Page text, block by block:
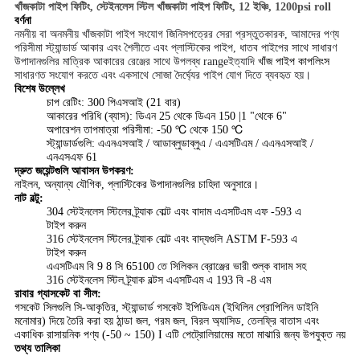
খাঁজকাটা পাইপ ফিটিং, স্টেইনলেস স্টিল খাঁজকাটা পাইপ ফিটিং, 12 ইঞ্চি, 1200psi roll
বর্ণনা
নমনীয় বা অনমনীয় খাঁজকাটা পাইপ সংযোগ জিনিসপত্রের সেরা প্রস্তুতকারক, আমাদের পণ্য
পরিসীমা স্ট্যান্ডার্ড আকার এবং শৈলীতে এবং প্লাস্টিকের পাইপ, ধাতব পাইপের সাথে সাধারণ
উপাদানগুলির মাত্রিক আকারের রেঞ্জের সাথে উপলব্ধ rangeইত্যাদি খাঁজ পাইপ কাপলিংস
সাধারণত সংযোগ করতে এবং একসাথে সোজা দৈর্ঘ্যের পাইপ যোগ দিতে ব্যবহৃত হয়।
বিশেষ উল্লেখ
চাপ রেটিং: 300 পিএসআই (21 বার)
আকারের পরিধি (ব্যাস): ডিএন 25 থেকে ডিএন 150 |1 "থেকে 6"
অপারেশন তাপমাত্রা পরিসীমা: -50 ℃ থেকে 150 ℃
স্ট্যান্ডার্ডগুলি: এএনএসআই / আডাব্লুডাব্লুএ / এএসটিএম / এএনএসআই /
এনএসএফ 61
দ্রুত জয়েন্টগুলি আবাসন উপকরণ:
নাইলন, অন্যান্য যৌগিক, প্লাস্টিকের উপাদানগুলির চাহিদা অনুসারে।
নাট বল্টু:
304 স্টেইনলেস স্টিলের ট্র্যাক বোল্ট এবং বাদাম এএসটিএম এফ -593 এ
টাইপ করুন
316 স্টেইনলেস স্টিলের ট্র্যাক বোল্ট এবং বাদ্যগুলি ASTM F-593 এ
টাইপ করুন
এএসটিএম বি 9 8 সি 65100 তে সিলিকন ব্রোঞ্জের ভারী শুল্ক বাদাম সহ
316 স্টেইনলেস স্টিল ট্র্যাক বল্টস এএসটিএম এ 193 বি -8 এম
রাবার গ্যাসকেট বা সীল:
গসকেট সিলগুলি সি-আকৃতির, স্ট্যান্ডার্ড গসকেট ইপিডিএম (ইথিলিন প্রোপিলিন ডাইনি
মনোমার) দিয়ে তৈরি করা হয় ঠান্ডা জল, গরম জল, বিরল অ্যাসিড, তেলফ্রি বাতাস এবং
একাধিক রাসায়নিক পণ্য (-50 ~ 150) I এটি পেট্রোলিয়ামের মতো মাঝারি জন্য উপযুক্ত নয়
তথ্য তালিকা